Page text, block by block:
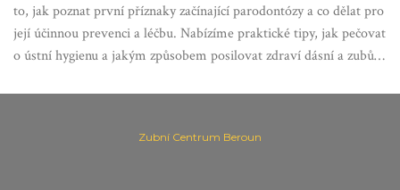
to, jak poznat první příznaky začínající parodontózy a co dělat pro
její účinnou prevenci a léčbu. Nabízíme praktické tipy, jak pečovat
o ústní hygienu a jakým způsobem posilovat zdraví dásní a zubů.
Zubní Centrum Beroun